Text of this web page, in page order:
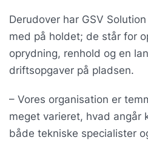
Derudover har GSV
med på holdet; de står for
oprydning, renhold og en
driftsopgaver på pladsen.
– Vores organisation er
meget varieret, hvad angår
både tekniske specialister